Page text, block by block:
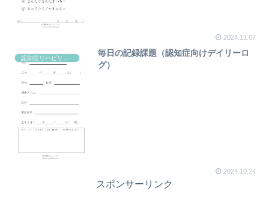
2024.11.07
毎日の記録課題（認知症向けデイリーロ
グ）
2024.10.24
スポンサーリンク